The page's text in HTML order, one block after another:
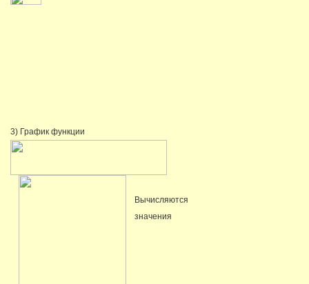
3) График функции
Вычисляются
значения